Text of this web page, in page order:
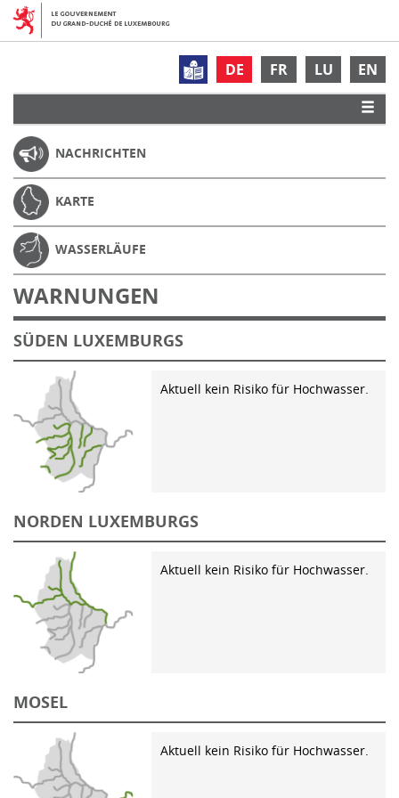
DE FR LU EN
NACHRICHTEN
KARTE
WASSERLÄUFE
WARNUNGEN
SÜDEN LUXEMBURGS
Aktuell kein Risiko für Hochwasser.
NORDEN LUXEMBURGS
Aktuell kein Risiko für Hochwasser.
MOSEL
Aktuell kein Risiko für Hochwasser.